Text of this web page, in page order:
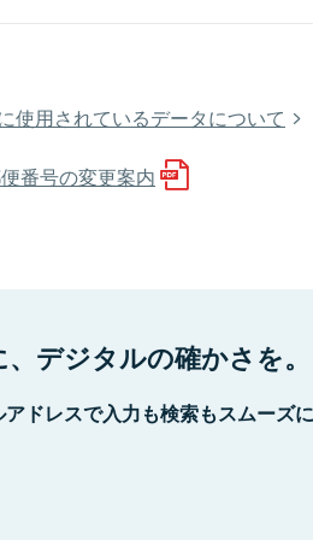
使用されているデータについて
番号の変更案内
デジタルの確かさを。
アドレスで入力も検索もスムーズ